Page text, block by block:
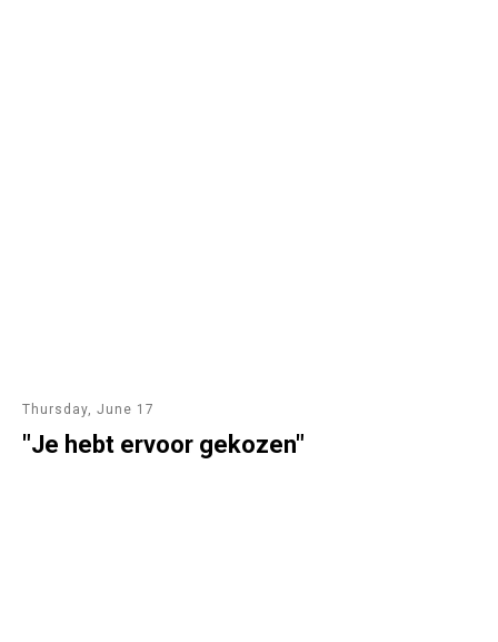
Thursday, June 17
"Je hebt ervoor gekozen"